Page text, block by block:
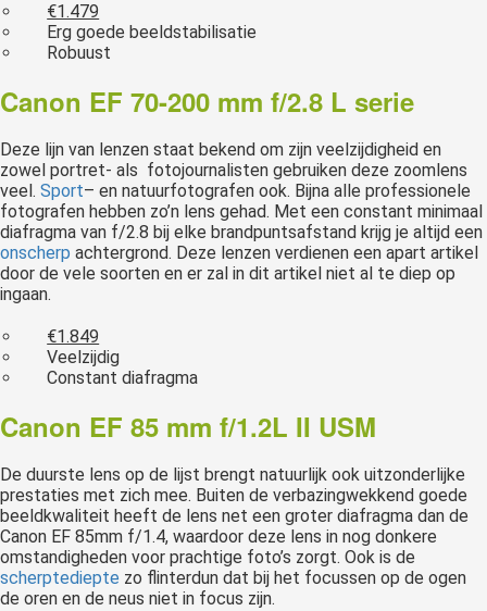
€1.479
Erg goede beeldstabilisatie
Robuust
Canon EF 70-200 mm f/2.8 L serie
Deze lijn van lenzen staat bekend om zijn veelzijdigheid en
zowel portret- als fotojournalisten gebruiken deze zoomlens
veel. Sport– en natuurfotografen ook. Bijna alle professionele
fotografen hebben zo’n lens gehad. Met een constant minimaal
diafragma van f/2.8 bij elke brandpuntsafstand krijg je altijd een
onscherp achtergrond. Deze lenzen verdienen een apart artikel
door de vele soorten en er zal in dit artikel niet al te diep op
ingaan.
€1.849
Veelzijdig
Constant diafragma
Canon EF 85 mm f/1.2L II USM
De duurste lens op de lijst brengt natuurlijk ook uitzonderlijke
prestaties met zich mee. Buiten de verbazingwekkend goede
beeldkwaliteit heeft de lens net een groter diafragma dan de
Canon EF 85mm f/1.4, waardoor deze lens in nog donkere
omstandigheden voor prachtige foto’s zorgt. Ook is de
scherptediepte zo flinterdun dat bij het focussen op de ogen
de oren en de neus niet in focus zijn.